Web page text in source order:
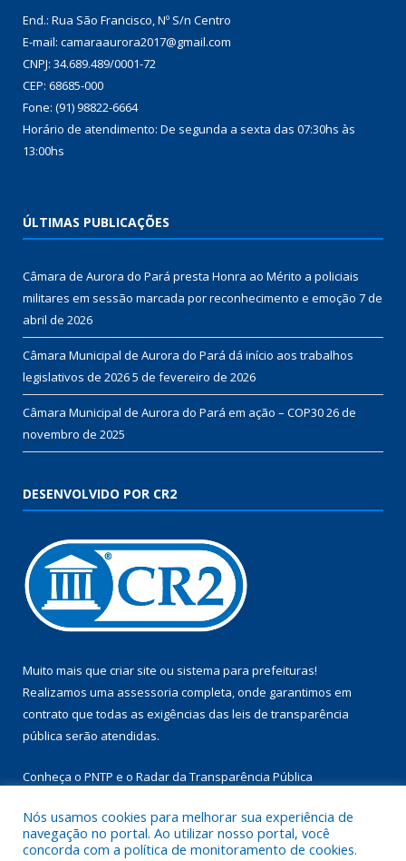
End.: Rua São Francisco, Nº S/n Centro
E-mail: camaraaurora2017@gmail.com
CNPJ: 34.689.489/0001-72
CEP: 68685-000
Fone: (91) 98822-6664
Horário de atendimento: De segunda a sexta das 07:30hs às
13:00hs
ÚLTIMAS PUBLICAÇÕES
Câmara de Aurora do Pará presta Honra ao Mérito a policiais
militares em sessão marcada por reconhecimento e emoção 7 de
abril de 2026
Câmara Municipal de Aurora do Pará dá início aos trabalhos
legislativos de 20265 de fevereiro de 2026
Câmara Municipal de Aurora do Pará em ação – COP3026 de
novembro de 2025
DESENVOLVIDO POR CR2
Muito mais que criar site ou sistema para prefeituras!
Realizamos uma assessoria completa, onde garantimos em
contrato que todas as exigências das leis de transparência
pública serão atendidas.
Conheça o PNTP e o Radar da Transparência Pública
Nós usamos cookies para melhorar sua experiência de
navegação no portal. Ao utilizar nosso portal, você
concorda com a política de monitoramento de cookies.